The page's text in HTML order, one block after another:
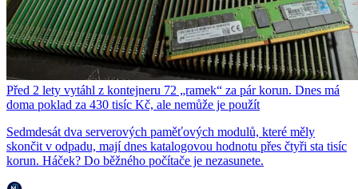
Před 2 lety vytáhl z kontejneru 72 „ramek“ za pár korun. Dnes má
doma poklad za 430 tisíc Kč, ale nemůže je použít
Sedmdesát dva serverových paměťových modulů, které měly
skončit v odpadu, mají dnes katalogovou hodnotu přes čtyři sta tisíc
korun. Háček? Do běžného počítače je nezasunete.